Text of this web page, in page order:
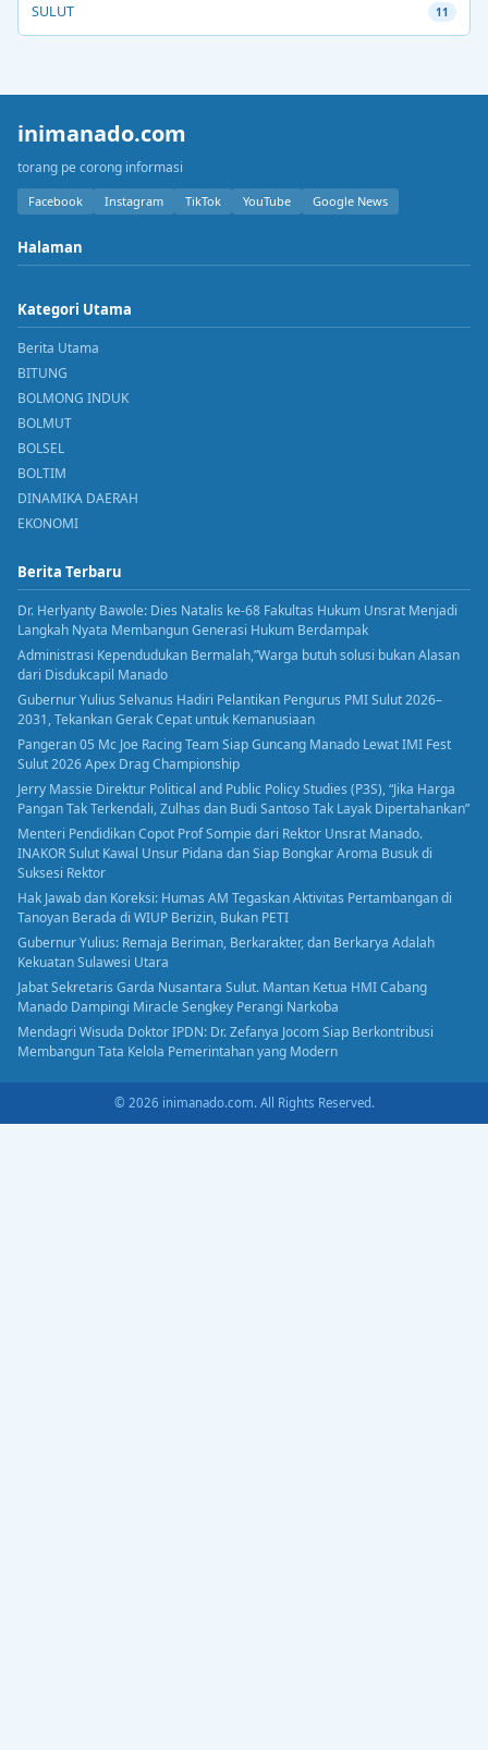
SULUT 11
inimanado.com
torang pe corong informasi
Facebook Instagram TikTok YouTube Google News
Halaman
Kategori Utama
Berita Utama
BITUNG
BOLMONG INDUK
BOLMUT
BOLSEL
BOLTIM
DINAMIKA DAERAH
EKONOMI
Berita Terbaru
Dr. Herlyanty Bawole: Dies Natalis ke-68 Fakultas Hukum Unsrat Menjadi
Langkah Nyata Membangun Generasi Hukum Berdampak
Administrasi Kependudukan Bermalah,”Warga butuh solusi bukan Alasan
dari Disdukcapil Manado
Gubernur Yulius Selvanus Hadiri Pelantikan Pengurus PMI Sulut 2026–
2031, Tekankan Gerak Cepat untuk Kemanusiaan
Pangeran 05 Mc Joe Racing Team Siap Guncang Manado Lewat IMI Fest
Sulut 2026 Apex Drag Championship
Jerry Massie Direktur Political and Public Policy Studies (P3S), “Jika Harga
Pangan Tak Terkendali, Zulhas dan Budi Santoso Tak Layak Dipertahankan”
Menteri Pendidikan Copot Prof Sompie dari Rektor Unsrat Manado.
INAKOR Sulut Kawal Unsur Pidana dan Siap Bongkar Aroma Busuk di
Suksesi Rektor
Hak Jawab dan Koreksi: Humas AM Tegaskan Aktivitas Pertambangan di
Tanoyan Berada di WIUP Berizin, Bukan PETI
Gubernur Yulius: Remaja Beriman, Berkarakter, dan Berkarya Adalah
Kekuatan Sulawesi Utara
Jabat Sekretaris Garda Nusantara Sulut. Mantan Ketua HMI Cabang
Manado Dampingi Miracle Sengkey Perangi Narkoba
Mendagri Wisuda Doktor IPDN: Dr. Zefanya Jocom Siap Berkontribusi
Membangun Tata Kelola Pemerintahan yang Modern
© 2026 inimanado.com. All Rights Reserved.